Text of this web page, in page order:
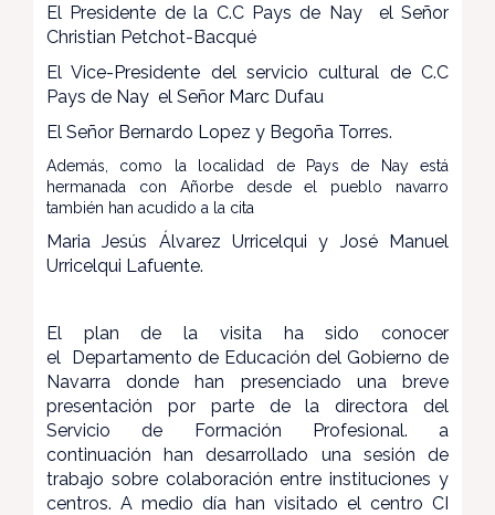
El Presidente de la C.C Pays de Nay el Señor
Christian Petchot-Bacqué
El Vice-Presidente del servicio cultural de C.C
Pays de Nay el Señor Marc Dufau
El Señor Bernardo Lopez y Begoña Torres.
Además, como la localidad de Pays de Nay está
hermanada con Añorbe desde el pueblo navarro
también han acudido a la cita
Maria Jesús Álvarez Urricelqui y José Manuel
Urricelqui Lafuente.
El plan de la visita ha sido conocer
el Departamento de Educación del Gobierno de
Navarra donde han presenciado una breve
presentación por parte de la directora del
Servicio de Formación Profesional. a
continuación han desarrollado una sesión de
trabajo sobre colaboración entre instituciones y
centros. A medio día han visitado el centro CI